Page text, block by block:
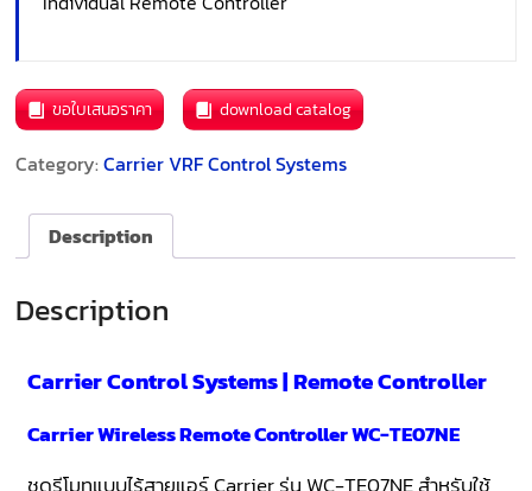
ขอใบเสนอราคา download catalog
Category:Carrier VRF Control Systems
Description
Description
Carrier Control Systems | Remote Controller
Carrier Wireless Remote Controller WC-TE07NE
ชุดรีโมทแบบไร้สายแอร์ Carrier รุ่น WC-TE07NE สำหรับใช้